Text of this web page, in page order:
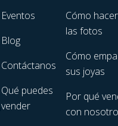
Eventos
Blog
Contáctanos
Qué puedes
vender
Cómo hacer
las fotos
Cómo
sus joyas
Por qué
con